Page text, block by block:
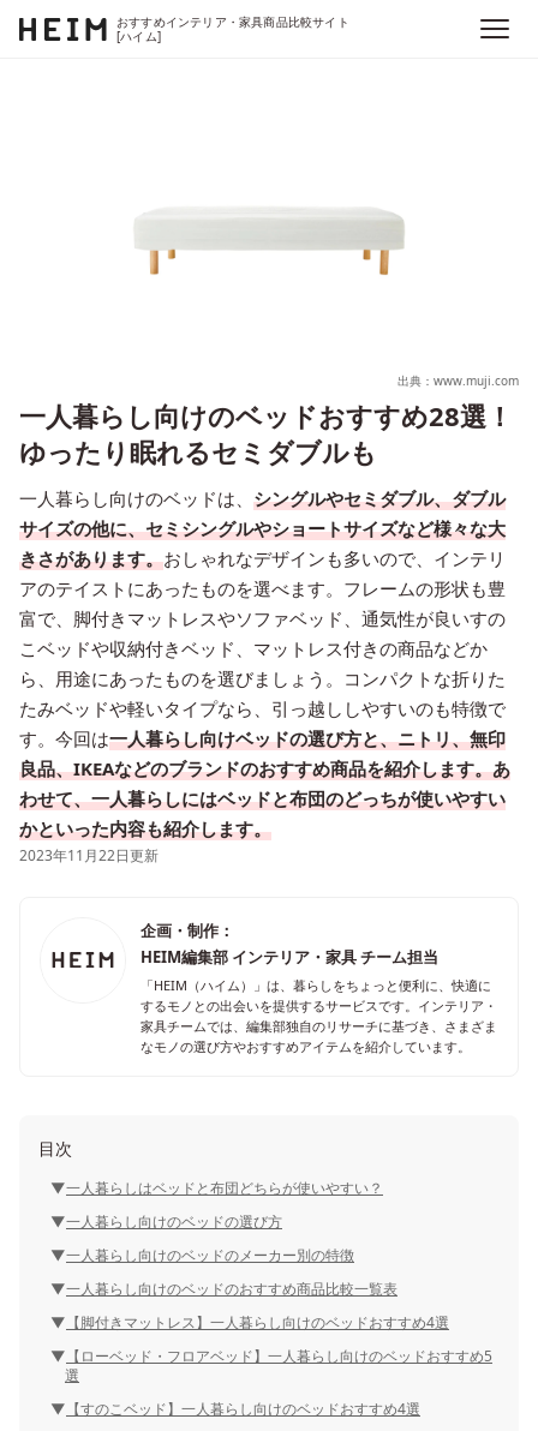
おすすめインテリア・家具商品比較サイト
[ハイム]
出典：www.muji.com
一人暮らし向けのベッドおすすめ28選！
ゆったり眠れるセミダブルも
一人暮らし向けのベッドは、 シングルやセミダブル、ダブル
サイズの他に、セミシングルやショートサイズなど様々な大
きさがあります。おしゃれなデザインも多いので、インテリ
アのテイストにあったものを選べます。フレームの形状も豊
富で、脚付きマットレスやソファベッド、通気性が良いすの
こベッドや収納付きベッド、マットレス付きの商品などか
ら、用途にあったものを選びましょう。コンパクトな折りた
たみベッドや軽いタイプなら、引っ越ししやすいのも特徴で
す。今回は一人暮らし向けベッドの選び方と、ニトリ、無印
良品、IKEAなどのブランドのおすすめ商品を紹介します。あ
わせて、一人暮らしにはベッドと布団のどっちが使いやすい
かといった内容も紹介します。
2023年11月22日更新
企画・制作：
HEIM編集部 インテリア・家具 チーム担当
「HEIM（ハイム）」は、暮らしをちょっと便利に、快適に
するモノとの出会いを提供するサービスです。インテリア・
家具チームでは、編集部独自のリサーチに基づき、さまざま
なモノの選び方やおすすめアイテムを紹介しています。
目次
一人暮らしはベッドと布団どちらが使いやすい？
一人暮らし向けのベッドの選び方
一人暮らし向けのベッドのメーカー別の特徴
一人暮らし向けのベッドのおすすめ商品比較一覧表
【脚付きマットレス】一人暮らし向けのベッドおすすめ4選
【ローベッド・フロアベッド】一人暮らし向けのベッドおすすめ5
選
【すのこベッド】一人暮らし向けのベッドおすすめ4選